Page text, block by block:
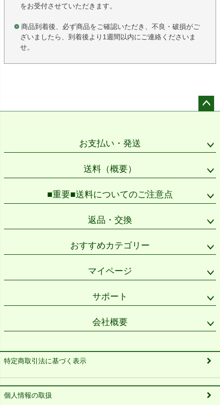
をお受付させていただきます。
商品到着後、必ず商品をご確認いただき、不良・破損がご
ざいましたら、到着後より1週間以内にご連絡くださいま
せ。
お支払い・発送
送料（概要）
■重要■送料についてのご注意点
返品・交換
おすすめカテゴリー
マイページ
サポート
会社概要
特定商取引法に基づく表示
個人情報の取扱